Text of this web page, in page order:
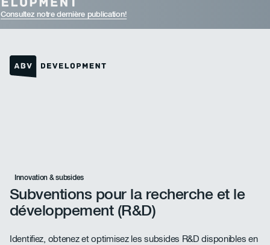
Consultez notre dernière publication!
Innovation & subsides
Subventions pour la recherche et le
développement (R&D)
Identifiez, obtenez et optimisez les subsides R&D disponibles en